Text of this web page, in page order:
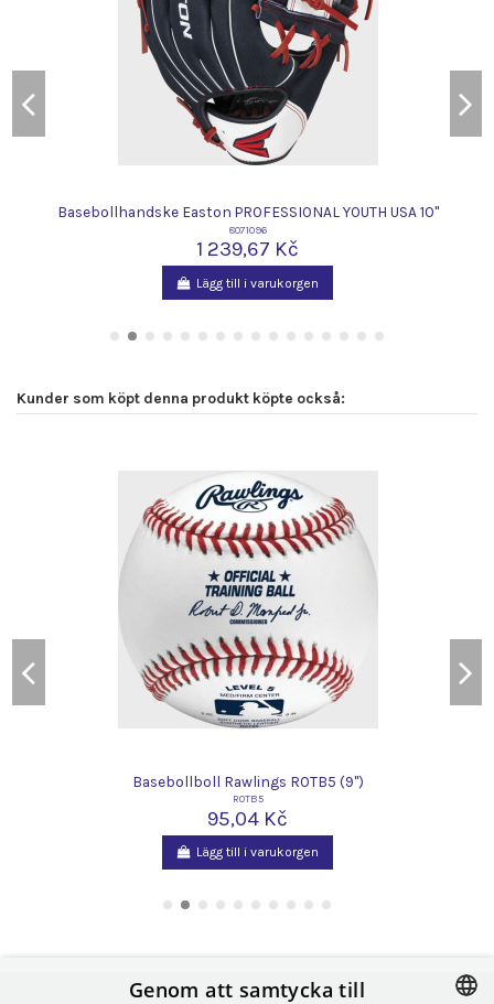
Basebollhandske Easton PROFESSIONAL YOUTH USA 10"
8071096
1 239,67 Kč
Lägg till i varukorgen
Kunder som köpt denna produkt köpte också:
Basebollboll Rawlings ROTB5 (9")
ROTB5
95,04 Kč
Lägg till i varukorgen
Genom att samtycka till